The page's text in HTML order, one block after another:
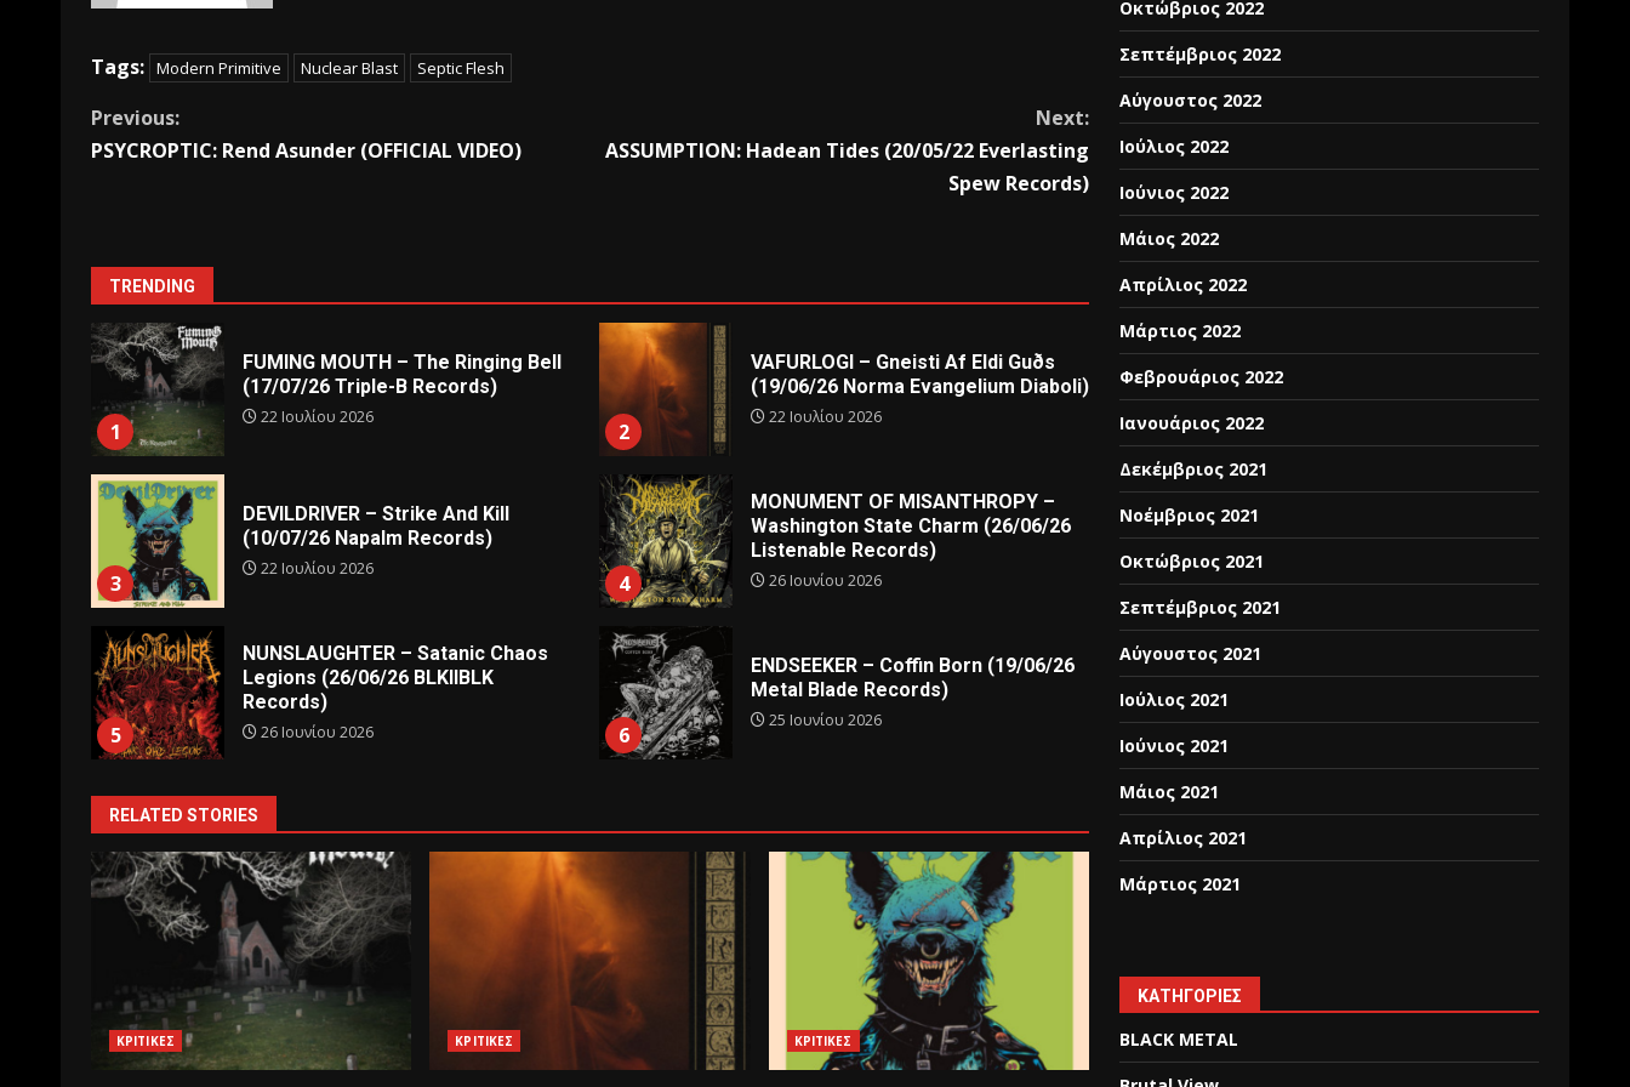
Tags: Modern Primitive Nuclear Blast Septic Flesh
Previous:
PSYCROPTIC: Rend Asunder (OFFICIAL VIDEO)
Next:
ASSUMPTION: Hadean Tides (20/05/22 Everlasting
Spew Records)
TRENDING
1
FUMING MOUTH – The Ringing Bell
(17/07/26 Triple-B Records)
22 Ιουλίου 2026
2
VAFURLOGI – Gneisti Af Eldi Guðs
(19/06/26 Norma Evangelium Diaboli)
22 Ιουλίου 2026
3
DEVILDRIVER – Strike And Kill
(10/07/26 Napalm Records)
22 Ιουλίου 2026
4
MONUMENT OF MISANTHROPY –
Washington State Charm (26/06/26
Listenable Records)
26 Ιουνίου 2026
5
NUNSLAUGHTER – Satanic Chaos
Legions (26/06/26 BLKIIBLK
Records)
26 Ιουνίου 2026 6
ENDSEEKER – Coffin Born (19/06/26
Metal Blade Records)
25 Ιουνίου 2026
RELATED STORIES
ΚΡΙΤΙΚΕΣ ΚΡΙΤΙΚΕΣ ΚΡΙΤΙΚΕΣ
Οκτώβριος 2022
Σεπτέμβριος 2022
Αύγουστος 2022
Ιούλιος 2022
Ιούνιος 2022
Μάιος 2022
Απρίλιος 2022
Μάρτιος 2022
Φεβρουάριος 2022
Ιανουάριος 2022
Δεκέμβριος 2021
Νοέμβριος 2021
Οκτώβριος 2021
Σεπτέμβριος 2021
Αύγουστος 2021
Ιούλιος 2021
Ιούνιος 2021
Μάιος 2021
Απρίλιος 2021
Μάρτιος 2021
KΑΤΗΓΟΡΊΕΣ
BLACK METAL